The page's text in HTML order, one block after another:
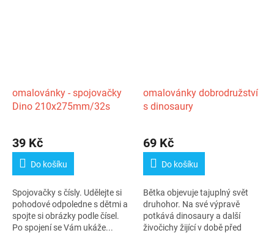
omalovánky - spojovačky
Dino 210x275mm/32s
39 Kč
Do košíku
Spojovačky s čísly. Udělejte si
pohodové odpoledne s dětmi a
spojte si obrázky podle čísel.
Po spojení se Vám ukáže...
omalovánky dobrodružství
s dinosaury
69 Kč
Do košíku
Bětka objevuje tajuplný svět
druhohor. Na své výpravě
potkává dinosaury a další
živočichy žijící v době před